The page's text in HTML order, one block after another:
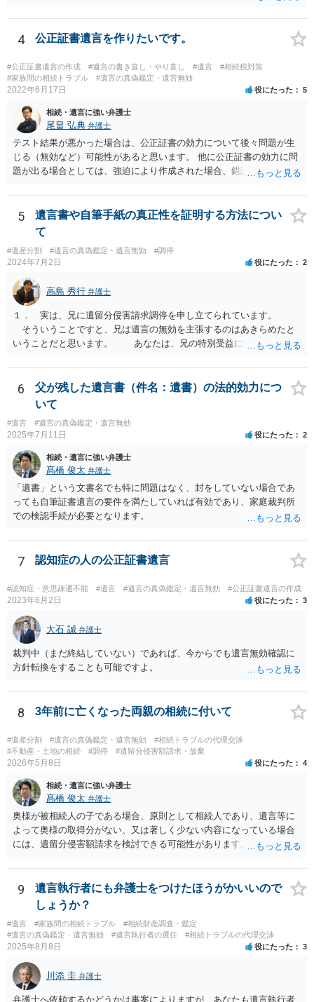
4 公正証書遺言を作りたいです。
#公正証書遺言の作成 #遺言の書き直し・やり直し #遺言
#相続税対策
#家族間の相続トラブル
#遺言の真偽鑑定・遺言無効
2022年6月17日 役にたった 5
相続・遺言に強い弁護士
尾畠 弘典 弁護士
テスト結果が悪かった場合は、公正証書の効力について後々問題が生
じる（無効など）可能性があると思います。 他に公正証書の効力に問
題が出る場合としては、強迫により作成された場合、錯誤（勘違い）
すが、弁護士に作成を依頼する場合は、１０～数十万円程度になるケ
ースが多いと思います。 報酬体系は、弁護士ごとに異なりますので一
律の基準はありません。
5
遺言書や自筆手紙の真正性を証明する方法につい
て
#遺産分割 #遺言の真偽鑑定・遺言無効 #調停
2024年7月2日 役にたった 2
高島 秀行 弁護士
１． 実は、兄に遺留分侵害請求調停を申し立てられています。
そういうことですと、兄は遺言の無効を主張するのはあきらめたと
いうことだと思います。 あなたは、兄の特別受益について立証し
詳しい事情を話して相談された方がよいと思います。
6
父が残した遺言書（件名：遺書）の法的効力につ
いて
#遺言 #遺言の真偽鑑定・遺言無効
2025年7月11日 役にたった 2
相続・遺言に強い弁護士
髙橋 俊太 弁護士
「遺書」という文書名でも特に問題はなく、封をしていない場合であ
っても自筆証書遺言の要件を満たしていれば有効であり、家庭裁判所
での検認手続が必要となります。
7 認知症の人の公正証書遺言
#認知症・意思疎通不能 #遺言 #遺言の真偽鑑定・遺言無効 #公正証書遺言の作成
2023年6月2日 役にたった 3
大石 誠 弁護士
裁判中（まだ終結していない）であれば、今からでも遺言無効確認に
方針転換をすることも可能ですよ。
8 3年前に亡くなった両親の相続に付いて
#遺産分割 #遺言の真偽鑑定・遺言無効
#相続トラブルの代理交渉
#不動産・土地の相続
#調停 #遺留分侵害額請求・放棄
2026年5月8日 役にたった 4
相続・遺言に強い弁護士
髙橋 俊太 弁護士
奥様が被相続人の子である場合、原則として相続人であり、遺言等に
よって奥様の取得分がない、又は著しく少ない内容になっている場合
には、遺留分侵害額請求を検討できる可能性があります。ただし、
記の義務化に関する説明と混同されている可能性があります。相続登
記については、不動産を相続で取得したことを知った日から３年以内
に申請する義務があります。一方、遺留分侵害額請求は、相続開始お
よび遺留分を侵害する贈与・遺贈があったことを知った時から１年で
時効にかかります。また、相続開始から１０年が経過すると、認識の
有無にかかわらず行使できなくなります。 奥様がご両親の死亡を最近
効がいつから進むかは慎重に検討する必要があります。ただし、死亡
から３年が経過しているとのことですので、早急に戸籍、遺言の有
無、不動産登記、遺産分割協議書の有無を確認した方がよいでしょ
9
遺言執行者にも弁護士をつけたほうがかいいので
しょうか？
#遺言 #家族間の相続トラブル
#相続財産調査・鑑定
#遺言の真偽鑑定・遺言無効
#遺言執行者の選任 #相続トラブルの代理交渉
2025年8月8日 役にたった 3
川添 圭 弁護士
弁護士へ依頼するかどうかは事案によりますが、あなたも遺言執行者